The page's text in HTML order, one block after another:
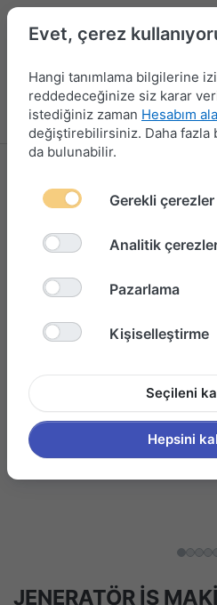
Menü Giriş yap
JENERATÖR İŞ
Evet, çerez
Hangi tanımlama bilgilerine
reddedeceğinize siz karar
istediğiniz zaman Hesabım
değiştirebilirsiniz. Daha fazla
da bulunabilir.
Gerekli çerezler
Analitik
Pazarlama
Kişiselleştirme
Seçileni
Hepsini